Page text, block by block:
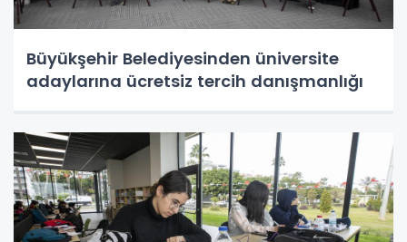
Büyükşehir Belediyesinden üniversite
adaylarına ücretsiz tercih danışmanlığı